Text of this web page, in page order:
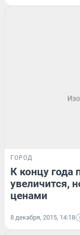
ГОРОД
К концу
увеличится,
ценами
8 декабря, 2015, 14:18